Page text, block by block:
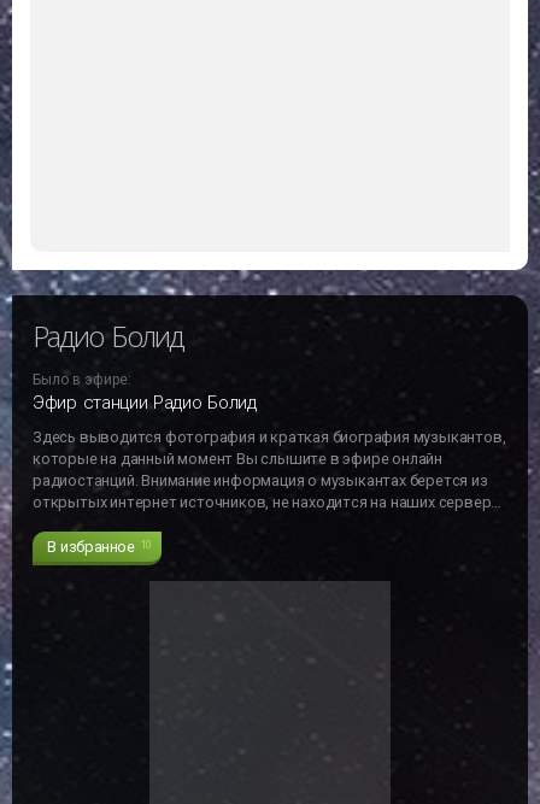
Последние прослушанные
Какие радиостанции Вы слушали недавно
Радио Болид
Радио Болид
Было в эфире:
Эфир станции Радио Болид
Здесь выводится фотография и краткая биография музыкантов,
радиостанций. Внимание информация о музыкантах берется из
открытых интернет источников, не находится на наших серверах